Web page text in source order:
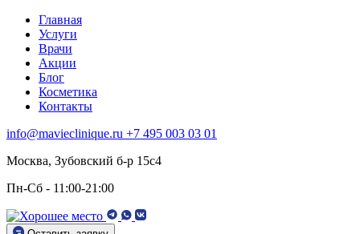
Главная
Услуги
Врачи
Акции
Блог
Косметика
Контакты
info@mavieclinique.ru +7 495 003 03 01
Москва, Зубовский б-р 15c4
Пн-Сб - 11:00-21:00